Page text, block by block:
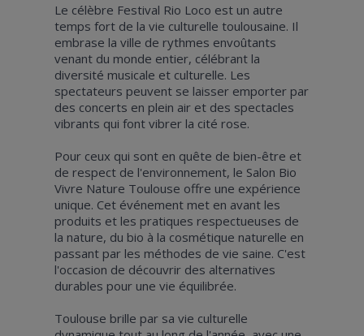
Le célèbre Festival Rio Loco est un autre
temps fort de la vie culturelle toulousaine. Il
embrase la ville de rythmes envoûtants
venant du monde entier, célébrant la
diversité musicale et culturelle. Les
spectateurs peuvent se laisser emporter par
des concerts en plein air et des spectacles
vibrants qui font vibrer la cité rose.
Pour ceux qui sont en quête de bien-être et
de respect de l'environnement, le Salon Bio
Vivre Nature Toulouse offre une expérience
unique. Cet événement met en avant les
produits et les pratiques respectueuses de
la nature, du bio à la cosmétique naturelle en
passant par les méthodes de vie saine. C'est
l'occasion de découvrir des alternatives
durables pour une vie équilibrée.
Toulouse brille par sa vie culturelle